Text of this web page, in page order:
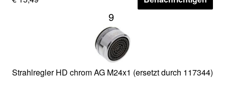
9
Strahlregler HD chrom AG M24x1 (ersetzt durch 117344)